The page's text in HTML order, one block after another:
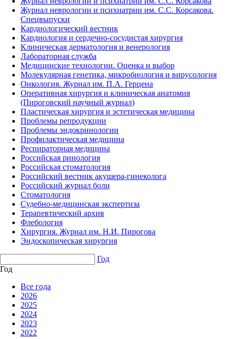
Журнал неврологии и психиатрии им. С.С. Корсакова.
Спецвыпуски
Кардиологический вестник
Кардиология и сердечно-сосудистая хирургия
Клиническая дерматология и венерология
Лабораторная служба
Медицинские технологии. Оценка и выбор
Молекулярная генетика, микробиология и вирусология
Онкология. Журнал им. П.А. Герцена
Оперативная хирургия и клиническая анатомия
(Пироговский научный журнал)
Пластическая хирургия и эстетическая медицина
Проблемы репродукции
Проблемы эндокринологии
Профилактическая медицина
Респираторная медицина
Российская ринология
Российская стоматология
Российский вестник акушера-гинеколога
Российский журнал боли
Стоматология
Судебно-медицинская экспертиза
Терапевтический архив
Флебология
Хирургия. Журнал им. Н.И. Пирогова
Эндоскопическая хирургия
Год
Год
Все года
2026
2025
2024
2023
2022